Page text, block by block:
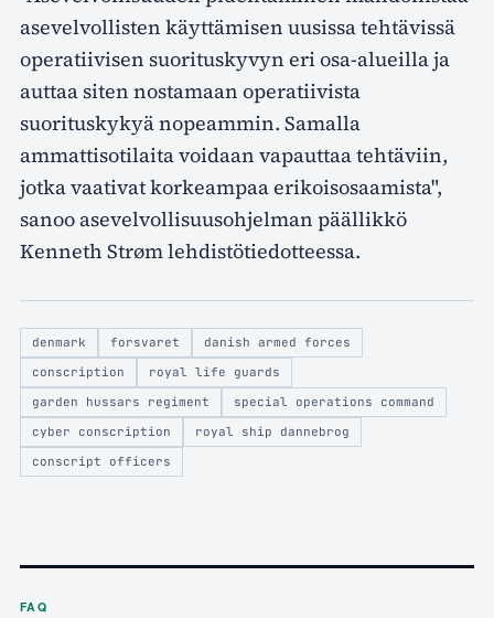
asevelvollisten käyttämisen uusissa tehtävissä
operatiivisen suorituskyvyn eri osa-alueilla ja
auttaa siten nostamaan operatiivista
suorituskykyä nopeammin. Samalla
ammattisotilaita voidaan vapauttaa tehtäviin,
jotka vaativat korkeampaa erikoisosaamista",
sanoo asevelvollisuusohjelman päällikkö
Kenneth Strøm lehdistötiedotteessa.
denmark forsvaret
danish armed forces
conscription
royal life guards
garden hussars regiment
special operations command
cyber conscription
royal ship dannebrog
conscript officers
FAQ